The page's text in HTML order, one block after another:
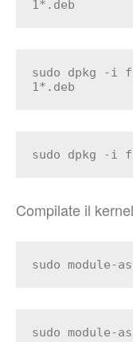
1*.deb
sudo dpkg -i
1*.deb
sudo dpkg -i
Compilate il kernel
sudo module-
sudo module-